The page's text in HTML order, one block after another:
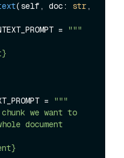
(self, doc: str,
=
"""
=
"""
document